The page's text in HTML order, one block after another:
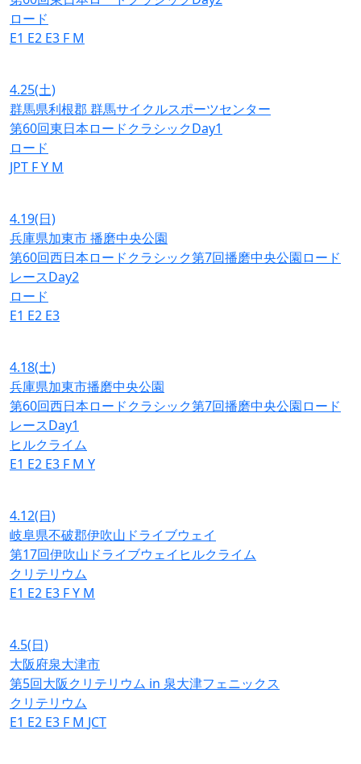
ロード
E1 E2 E3 F M
4.25(土)
群馬県利根郡 群馬サイクルスポーツセンター
第60回東日本ロードクラシックDay1
ロード
JPT FY M
4.19(日)
兵庫県加東市 播磨中央公園
第60回西日本ロードクラシック第7回播磨中央公園ロード
レースDay2
ロード
E1 E2 E3
4.18(土)
兵庫県加東市播磨中央公園
第60回西日本ロードクラシック第7回播磨中央公園ロード
レースDay1
ヒルクライム
E1 E2 E3 F M Y
4.12(日)
岐阜県不破郡伊吹山ドライブウェイ
第17回伊吹山ドライブウェイヒルクライム
クリテリウム
E1 E2 E3 FY M
4.5(日)
大阪府泉大津市
第5回大阪クリテリウム in 泉大津フェニックス
クリテリウム
E1 E2 E3 F M JCT